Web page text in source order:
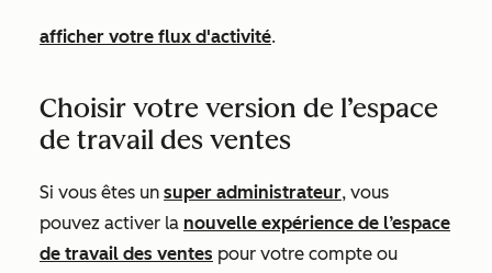
afficher votre flux d'activité.
Choisir votre version de l’espace
de travail des ventes
Si vous êtes un super administrateur, vous
pouvez activer la nouvelle expérience de l’espace
de travail des ventes pour votre compte ou